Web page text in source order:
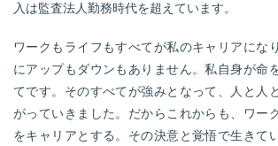
入は監査法人勤務時代を超えています。
ワークもライフもすべてが私のキャリアにな
にアップもダウンもありません。私自身が命
てです。そのすべてが強みとなって、人と人
がっていきました。 だからこれからも、ワー
をキャリアとする。その決意と覚悟で生きて